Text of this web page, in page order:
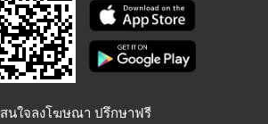
สนใจลงโฆษณา ปรึกษาฟรี